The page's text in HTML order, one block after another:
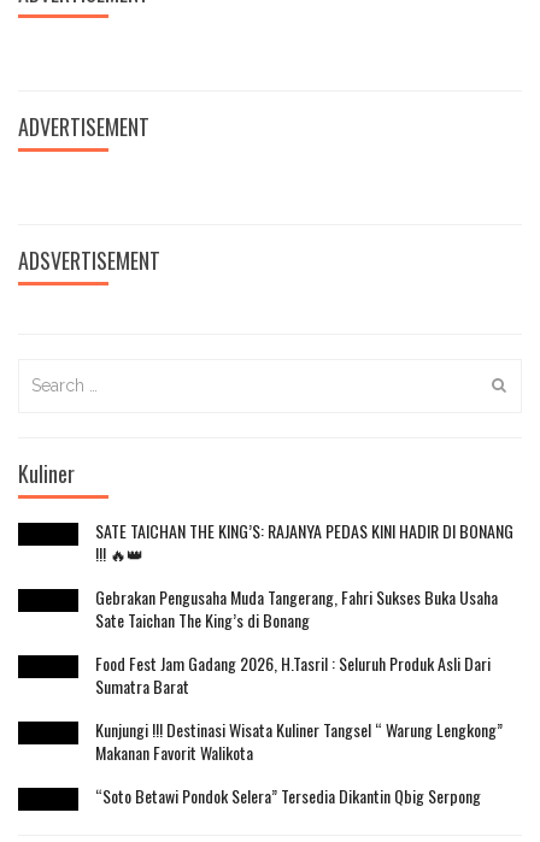
ADVERTISEMENT
ADSVERTISEMENT
for:
Kuliner
SATE TAICHAN THE KING’S: RAJANYA PEDAS KINI HADIR DI BONANG
!!! 🔥👑
Gebrakan Pengusaha Muda Tangerang, Fahri Sukses Buka Usaha
Sate Taichan The King’s di Bonang
Food Fest Jam Gadang 2026, H.Tasril : Seluruh Produk Asli Dari
Sumatra Barat
Kunjungi !!! Destinasi Wisata Kuliner Tangsel “ Warung Lengkong”
Makanan Favorit Walikota
“Soto Betawi Pondok Selera” Tersedia Dikantin Qbig Serpong